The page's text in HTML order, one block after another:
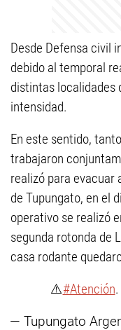
Desde Defensa civil
debido al temporal
distintas localidades
intensidad.
En este sentido,
trabajaron
realizó para evacuar
de Tupungato, en el
operativo se realizó
segunda rotonda de
casa rodante
⚠️#Atención.
— Tupungato